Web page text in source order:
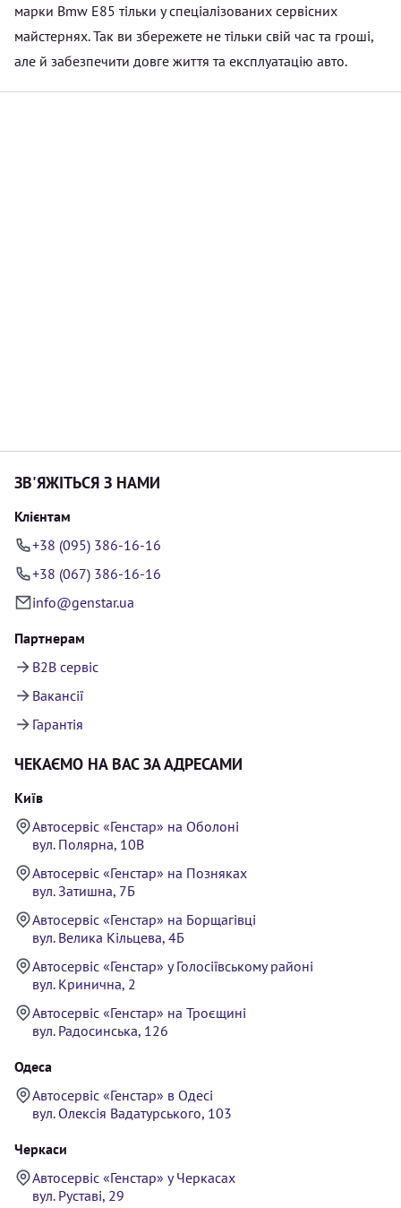
марки Bmw E85 тільки у спеціалізованих сервісних
майстернях. Так ви збережете не тільки свій час та гроші,
але й забезпечити довге життя та експлуатацію авто.
ЗВ'ЯЖІТЬСЯ З НАМИ
Клієнтам
+38 (095) 386-16-16
+38 (067) 386-16-16
info@genstar.ua
Партнерам
B2B сервіс
Вакансії
Гарантія
ЧЕКАЄМО НА ВАС ЗА АДРЕСАМИ
Київ
Автосервіс «Генстар» на Оболоні
вул. Полярна, 10В
Автосервіс «Генстар» на Позняках
вул. Затишна, 7Б
Автосервіс «Генстар» на Борщагівці
вул. Велика Кільцева, 4Б
Автосервіс «Генстар» у Голосіївському районі
вул. Кринична, 2
Автосервіс «Генстар» на Троєщині
вул. Радосинська, 126
Одеса
Автосервіс «Генстар» в Одесі
вул. Олексія Вадатурського, 103
Черкаси
Автосервіс «Генстар» у Черкасах
вул. Руставі, 29